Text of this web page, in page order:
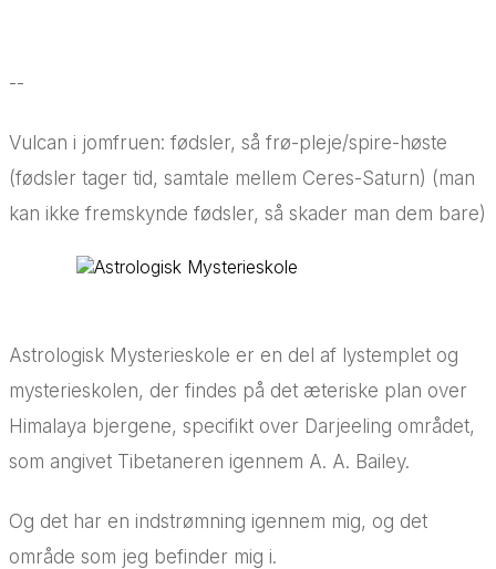
--
Vulcan i jomfruen: fødsler, så frø-pleje/spire-høste
(fødsler tager tid, samtale mellem Ceres-Saturn) (man
kan ikke fremskynde fødsler, så skader man dem bare)
Astrologisk Mysterieskole er en del af lystemplet og
mysterieskolen, der findes på det æteriske plan over
Himalaya bjergene, specifikt over Darjeeling området,
som angivet Tibetaneren igennem A. A. Bailey.
Og det har en indstrømning igennem mig, og det
område som jeg befinder mig i.